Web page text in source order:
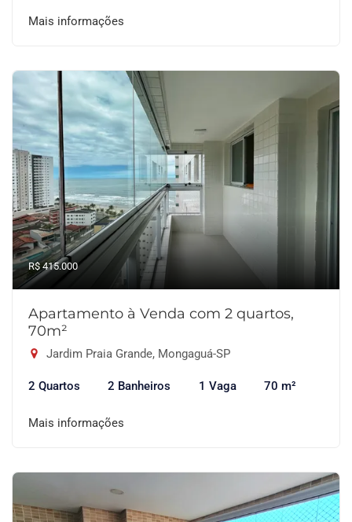
Mais informações
R$ 415.000
Apartamento à Venda com 2 quartos,
70m²
Jardim Praia Grande, Mongaguá-SP
2 Quartos 2 Banheiros 1 Vaga 70 m²
Mais informações